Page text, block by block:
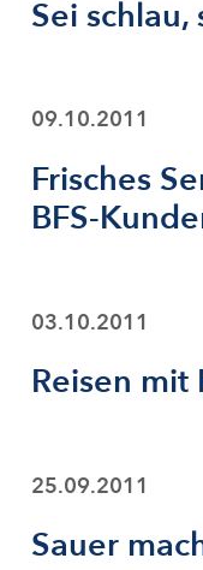
Sei
09.10.2011
Frisches
BFS-
03.10.2011
Reisen mit
25.09.2011
Sauer